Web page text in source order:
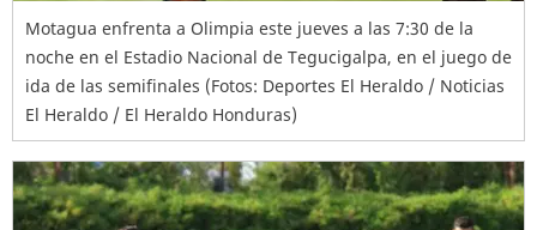
Motagua enfrenta a Olimpia este jueves a las 7:30 de la
noche en el Estadio Nacional de Tegucigalpa, en el juego de
ida de las semifinales (Fotos: Deportes El Heraldo / Noticias
El Heraldo / El Heraldo Honduras)